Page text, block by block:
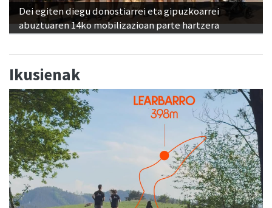
Dei egiten diegu donostiarrei eta gipuzkoarrei
abuztuaren 14ko mobilizazioan parte hartzera
Ikusienak